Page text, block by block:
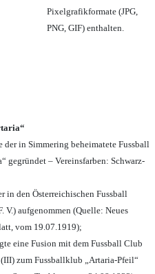
Pixelgrafikformate (JPG,
PNG, GIF) enthalten.
der in Simmering beheimatete Fussball
gegründet – Vereinsfarben: Schwarz-
in den Österreichischen Fussball
V.) aufgenommen (Quelle: Neues
vom 19.07.1919);
eine Fusion mit dem Fussball Club
zum Fussballklub „Artaria-Pfeil“